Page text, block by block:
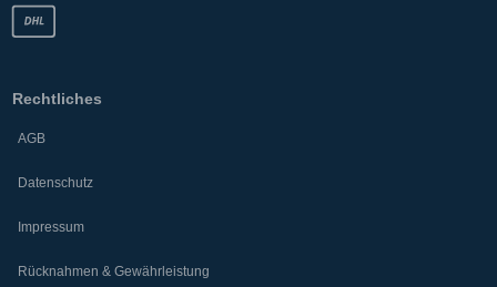
Rechtliches
AGB
Datenschutz
Impressum
Rücknahmen & Gewährleistung